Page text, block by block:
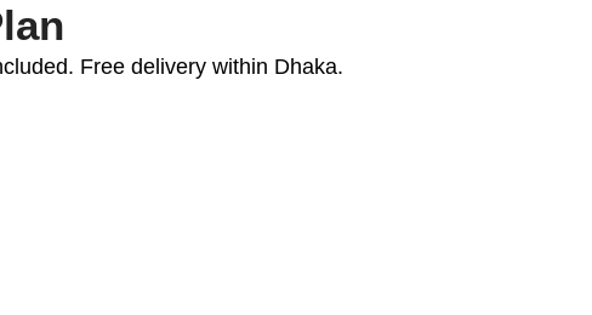
Free delivery within Dhaka.